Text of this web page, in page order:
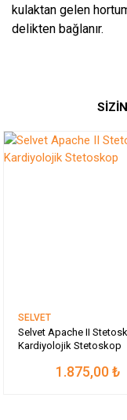
kulaktan gelen
delikten bağlanır.
SELVET
Selvet Apache II
Kardiyolojik Stetoskop
1.875,00 ₺